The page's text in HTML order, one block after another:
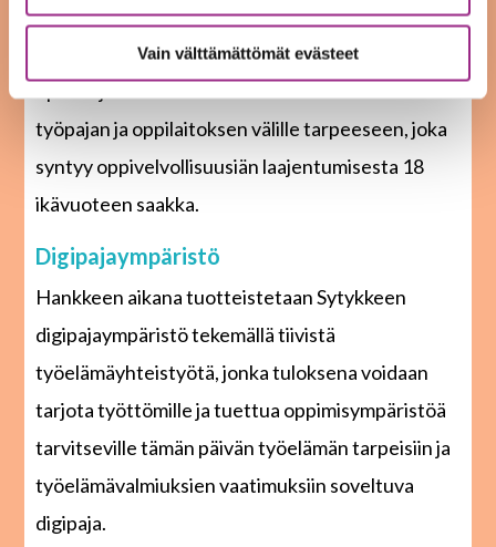
Vain välttämättömät evästeet
välillä (ammattiopisto sekä AMK), tarjoamalla
tuetumpaa oppimisympäristöä siitä hyötyville
työpajan ja oppilaitoksen välille tarpeeseen, joka
syntyy oppivelvollisuusiän laajentumisesta 18
ikävuoteen saakka.
Digipajaympäristö
Hankkeen aikana tuotteistetaan Sytykkeen
digipajaympäristö tekemällä tiivistä
työelämäyhteistyötä, jonka tuloksena voidaan
tarjota työttömille ja tuettua oppimisympäristöä
tarvitseville tämän päivän työelämän tarpeisiin ja
työelämävalmiuksien vaatimuksiin soveltuva
digipaja.